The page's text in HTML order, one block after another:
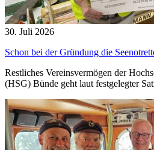
30. Juli 2026
Schon bei der Gründung die
Restliches Vereinsvermögen der
(HSG) Bünde geht laut festgelegter